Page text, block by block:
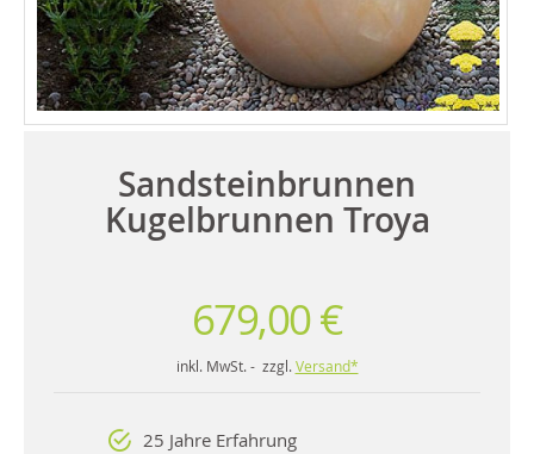
Sandsteinbrunnen
Kugelbrunnen Troya
679,00 €
inkl. MwSt. - zzgl. Versand*
25 Jahre Erfahrung